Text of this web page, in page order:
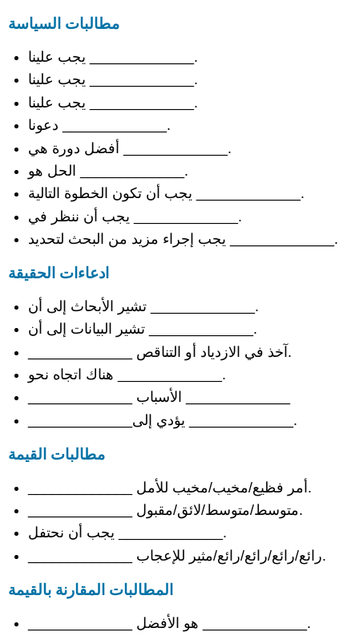
المقارنة
أسباب
الحجج
مضادة
خاطئة
المضادة
الموصوفة
بشكل
محايد
الحجج
المضادة
التي
لها
مزايا
الرد
المضادة
حجة
مضادة
اليقين
المثالي
الحجة
مطالبات السياسة
يجب علينا _____________.
يجب علينا _____________.
يجب علينا _____________.
دعونا _____________.
أفضل دورة هي _____________.
الحل هو _____________.
يجب أن تكون الخطوة التالية _____________.
يجب أن ننظر في _____________.
يجب إجراء مزيد من البحث لتحديد _____________.
ادعاءات الحقيقة
تشير الأبحاث إلى أن _____________.
تشير البيانات إلى أن _____________.
_____________ آخذ في الازدياد أو التناقص.
هناك اتجاه نحو _____________.
_____________يؤدي إلى _____________.
مطالبات القيمة
_____________ أمر فظيع/مخيب/مخيب للأمل.
_____________ متوسط/متوسط/لائق/مقبول.
يجب أن نحتفل _____________.
_____________ رائع/رائع/رائع/رائع/مثير للإعجاب.
المطالبات المقارنة بالقيمة
_____________ هو الأفضل _____________.